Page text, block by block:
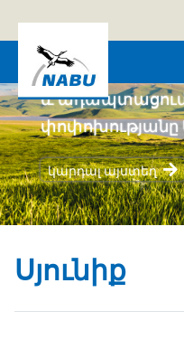
Կրեատիվ լեռներ
կարդալ այստեղ
Սյունիք